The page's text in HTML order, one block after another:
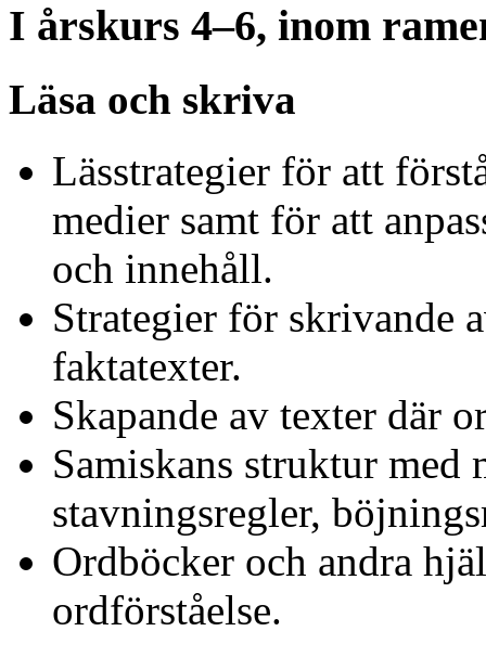
I årskurs 4–6, inom
Läsa och skriva
Lässtrategier för att
medier samt för att
och innehåll.
Strategier för skrivande
faktatexter.
Skapande av texter där
Samiskans struktur med
stavningsregler,
Ordböcker och andra
ordförståelse.